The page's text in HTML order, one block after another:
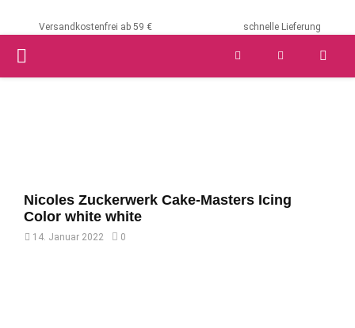
Versandkostenfrei ab 59 € schnelle Lieferung
PRIMARY
Nicoles Zuckerwerk Cake-Masters Icing
Color white white
14. Januar 2022 0